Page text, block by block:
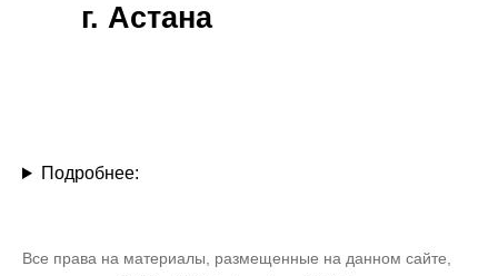
г. Астана
Подробнее:
Все права на материалы, размещенные на данном сайте,